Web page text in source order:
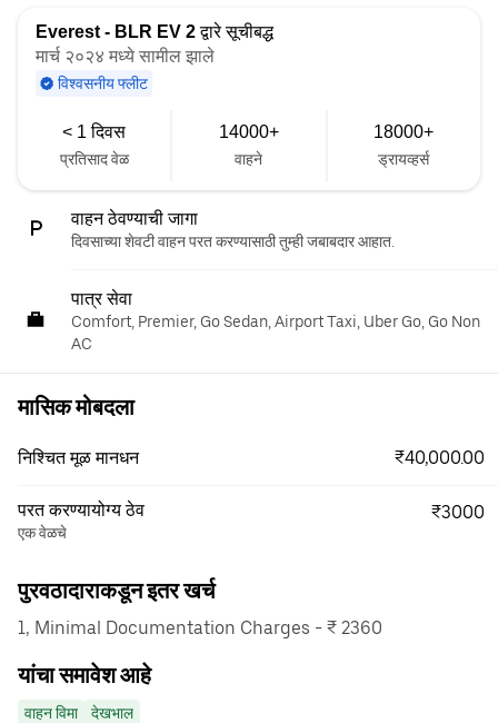
Everest - BLR EV 2द्वारे सूचीबद्ध
मार्च २०२४ मध्ये सामील झाले
विश्वसनीय फ्लीट
< 1 दिवस
प्रतिसाद वेळ
14000+
वाहने
18000+
ड्रायव्हर्स
वाहन ठेवण्याची जागा
दिवसाच्या शेवटी वाहन परत करण्यासाठी तुम्ही जबाबदार आहात.
पात्र सेवा
Comfort, Premier, Go Sedan, Airport Taxi, Uber Go, Go Non
AC
मासिक मोबदला
निश्चित मूळ मानधन ₹40,000.00
परत करण्यायोग्य ठेव
एक वेळचे
₹3000
पुरवठादाराकडून इतर खर्च
1, Minimal Documentation Charges - ₹ 2360
यांचा समावेश आहे
वाहन विमा देखभाल